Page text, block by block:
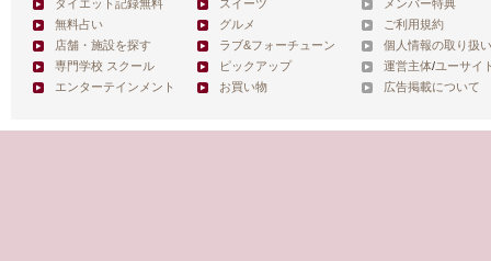
ダイエット記録無料
無料占い
店舗・施設を探す
専門学校 スクール
エンターテインメント
スイーツ
グルメ
ラブ&フォーチューン
ピックアップ
お買い物
メンバー特典
ご利用規約
個人情報の取り扱
運営主体/ユーサイ
広告掲載について